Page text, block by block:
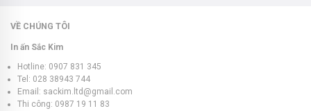
VỀ CHÚNG TÔI
In ấn Sắc Kim
Hotline: 0907 831 345
Tel: 028 38943 744
Email: sackim.ltd@gmail.com
Thi công: 0987 19 11 83